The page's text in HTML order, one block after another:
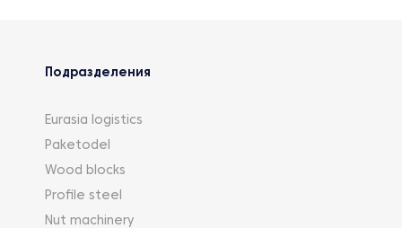
Подразделения
Eurasia logistics
Paketodel
Wood blocks
Profile steel
Nut machinery